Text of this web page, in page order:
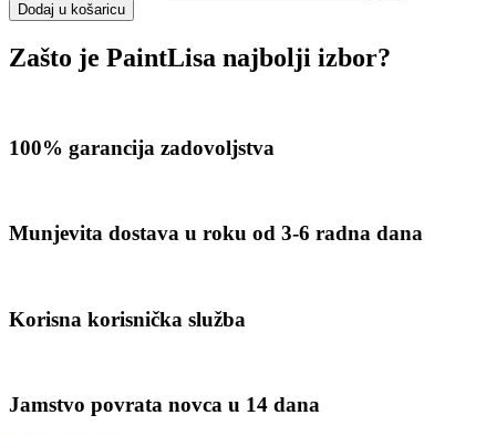
Dodaj u košaricu
Zašto je PaintLisa najbolji izbor?
100% garancija zadovoljstva
Munjevita dostava u roku od 3-6 radna dana
Korisna korisnička služba
Jamstvo povrata novca u 14 dana